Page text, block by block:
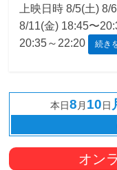
観
た
は
街
で
上映日時 8/5(土)
8/11(金) 18:45〜
20:35～22:20
続き
本日8 月 10日
オン